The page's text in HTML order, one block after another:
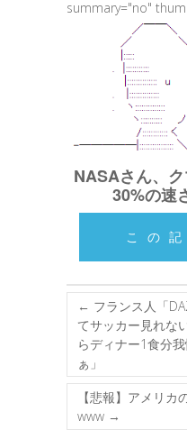
summary="no"
NASAさん、
30%の速
この
← フランス人「
てサッカー見れな
らディナー1食分
ぁ」
【悲報】アメリ
www →